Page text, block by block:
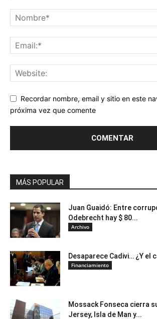
Recordar nombre, email y sitio en este
próxima vez que comente
MÁS POPULAR
Juan Guaidó: Entre
Odebrecht hay $ 80...
Archivo
Desaparece Cadivi… ¿Y el
Financiamiento
Mossack Fonseca cierra
Jersey, Isla de Man y...